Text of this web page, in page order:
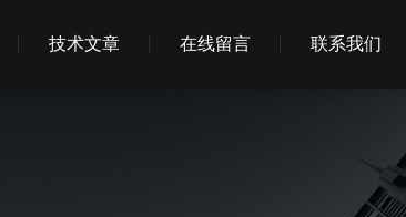
技术文章 在线留言 联系我们